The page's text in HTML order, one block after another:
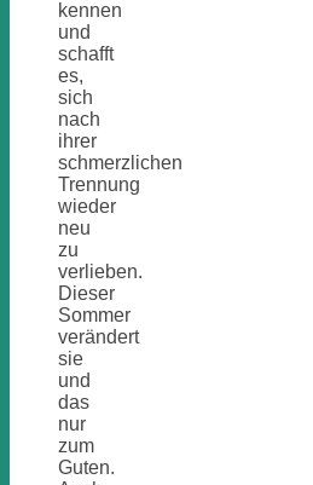
kennen
und
schafft
es,
sich
nach
ihrer
schmerzlichen
Trennung
wieder
neu
zu
verlieben.
Dieser
Sommer
verändert
sie
und
das
nur
zum
Guten.